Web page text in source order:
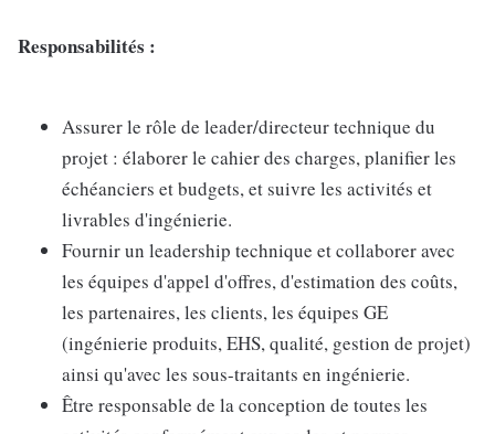
Responsabilités :
Assurer le rôle de leader/directeur technique du
projet : élaborer le cahier des charges, planifier les
échéanciers et budgets, et suivre les activités et
livrables d'ingénierie.
Fournir un leadership technique et collaborer avec
les équipes d'appel d'offres, d'estimation des coûts,
les partenaires, les clients, les équipes GE
(ingénierie produits, EHS, qualité, gestion de projet)
ainsi qu'avec les sous-traitants en ingénierie.
Être responsable de la conception de toutes les